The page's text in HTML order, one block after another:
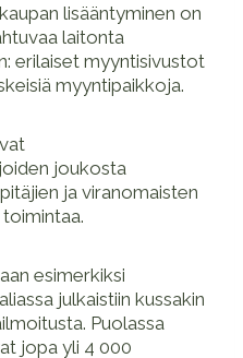
lisääntyminen on
laitonta
erilaiset myyntisivustot
myyntipaikkoja.
joukosta
ja viranomaisten
esimerkiksi
julkaistiin kussakin
Puolassa
jopa yli 4 000